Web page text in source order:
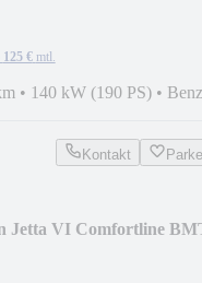
125 € mtl.
• 140 kW (190 PS) •
Kontakt
Jetta VI Comfortline